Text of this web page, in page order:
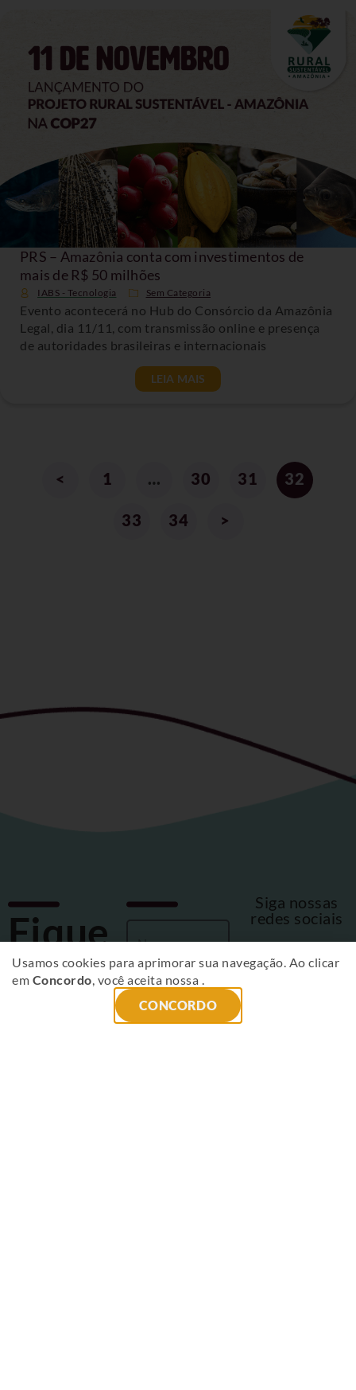
PRS – Amazônia conta com investimentos de
mais de R$ 50 milhões
IABS - Tecnologia Sem Categoria
Evento acontecerá no Hub do Consórcio da Amazônia
Legal, dia 11/11, com transmissão online e presença
de autoridades brasileiras e internacionais
LEIA MAIS
< 1 … 30 31 32
33 34 >
Fique
por
dentro
Siga nossas
redes sociais
CONCORDO
Usamos cookies para aprimorar sua navegação. Ao clicar
em Concordo, você aceita nossa .